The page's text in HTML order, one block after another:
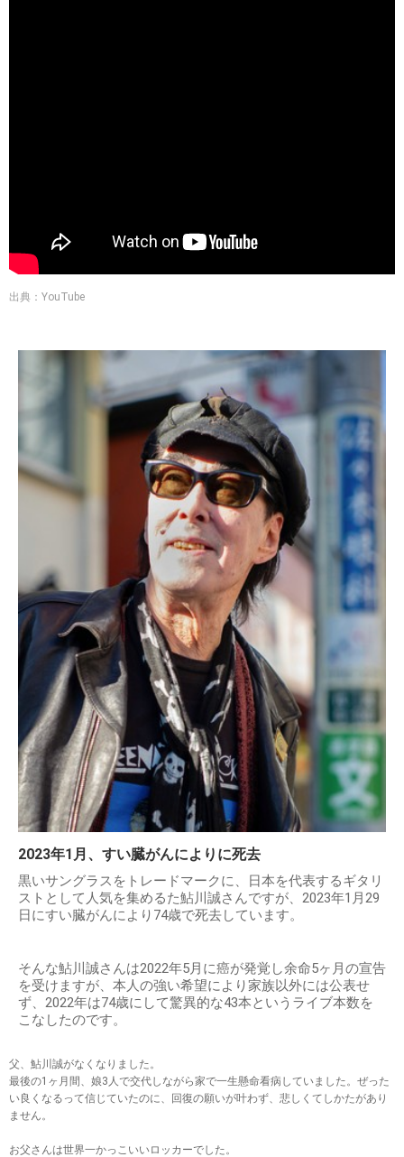
出典：YouTube
2023年1月、すい臓がんによりに死去
黒いサングラスをトレードマークに、日本を代表するギタリ
ストとして人気を集めるた鮎川誠さんですが、2023年1月29
日にすい臓がんにより74歳で死去しています。
そんな鮎川誠さんは2022年5月に癌が発覚し余命5ヶ月の宣告
を受けますが、本人の強い希望により家族以外には公表せ
ず、2022年は74歳にして驚異的な43本というライブ本数を
こなしたのです。
父、鮎川誠がなくなりました。
最後の1ヶ月間、娘3人で交代しながら家で一生懸命看病していました。ぜった
い良くなるって信じていたのに、回復の願いが叶わず、悲しくてしかたがあり
ません。
お父さんは世界一かっこいいロッカーでした。